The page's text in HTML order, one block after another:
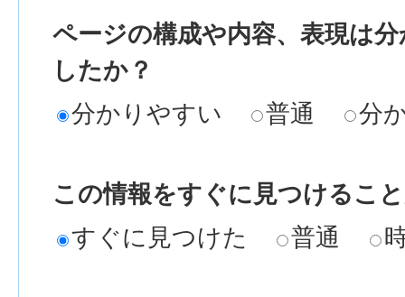
ページの構成や内容、表現は
したか？
分かりやすい
普通 分
この情報をすぐに見つけるこ
すぐに見つけた
普通